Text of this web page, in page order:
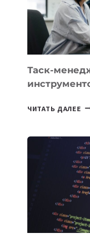
Таск-
ЧИТАТЬ ДАЛЕЕ